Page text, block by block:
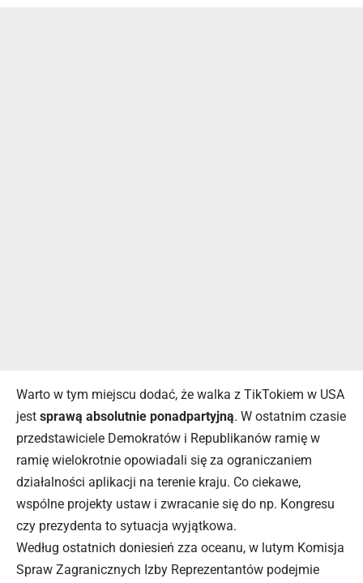
Warto w tym miejscu dodać, że walka z TikTokiem w USA
jest sprawą absolutnie ponadpartyjną. W ostatnim czasie
przedstawiciele Demokratów i Republikanów ramię w
ramię wielokrotnie opowiadali się za ograniczaniem
działalności aplikacji na terenie kraju. Co ciekawe,
wspólne projekty ustaw i zwracanie się do np. Kongresu
czy prezydenta to sytuacja wyjątkowa.
Według ostatnich doniesień zza oceanu, w lutym Komisja
Spraw Zagranicznych Izby Reprezentantów podejmie